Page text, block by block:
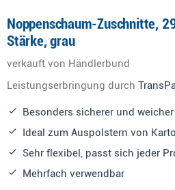
Noppenschaum-Zuschnitte,
Stärke, grau
verkauft von Händlerbund
Leistungserbringung durch
Besonders sicherer und
Ideal zum Auspolstern von
Sehr flexibel, passt sich jeder
Mehrfach verwendbar